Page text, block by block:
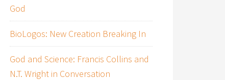
God
BioLogos: New Creation Breaking In
God and Science: Francis Collins and
N.T. Wright in Conversation